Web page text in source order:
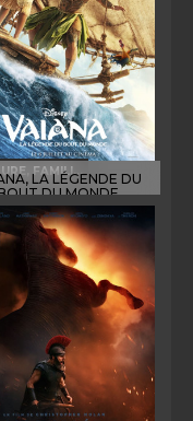
Réservation
PUBLIC VF
FAMILI...
LA LÉGENDE DU
DU MONDE
Horaires et Infos
Bande-annonce
Réservation
PUBLIC VF
VD